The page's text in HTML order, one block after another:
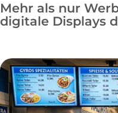
Mehr als nur
digitale Displays